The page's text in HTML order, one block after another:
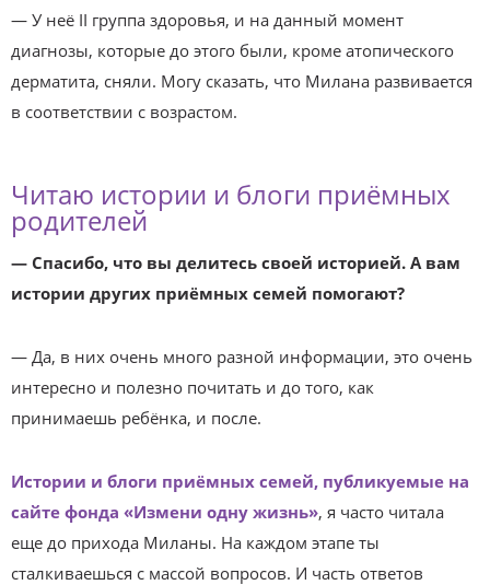
— У неё II группа здоровья, и на данный момент
диагнозы, которые до этого были, кроме атопического
дерматита, сняли. Могу сказать, что Милана развивается
в соответствии с возрастом.
Читаю истории и блоги приёмных
родителей
— Спасибо, что вы делитесь своей историей. А вам
истории других приёмных семей помогают?
— Да, в них очень много разной информации, это очень
интересно и полезно почитать и до того, как
принимаешь ребёнка, и после.
Истории и блоги приёмных семей, публикуемые на
сайте фонда «Измени одну жизнь», я часто читала
еще до прихода Миланы. На каждом этапе ты
сталкиваешься с массой вопросов. И часть ответов